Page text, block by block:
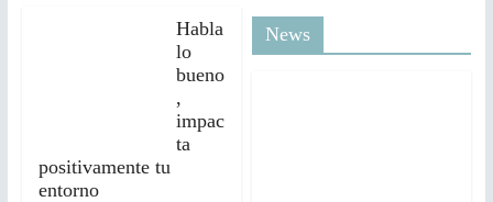
Habla
lo
bueno
,
impac
ta
positivamente tu
entorno
News